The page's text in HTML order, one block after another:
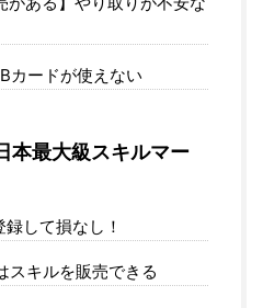
カードが使えない
本最大級スキルマー
して損なし！
スキルを販売できる